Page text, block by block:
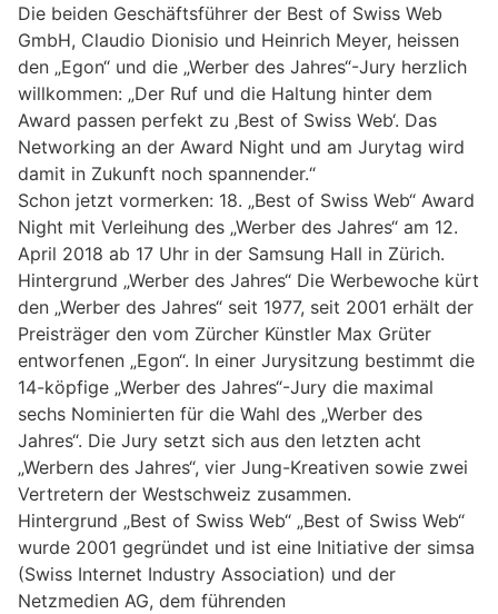
Die beiden Geschäftsführer der Best of Swiss Web
GmbH, Claudio Dionisio und Heinrich Meyer, heissen
den „Egon“ und die „Werber des Jahres“-Jury herzlich
willkommen: „Der Ruf und die Haltung hinter dem
Award passen perfekt zu ‚Best of Swiss Web‘. Das
Networking an der Award Night und am Jurytag wird
damit in Zukunft noch spannender.“
Schon jetzt vormerken: 18. „Best of Swiss Web“ Award
Night mit Verleihung des „Werber des Jahres“ am 12.
April 2018 ab 17 Uhr in der Samsung Hall in Zürich.
Hintergrund „Werber des Jahres“ Die Werbewoche kürt
den „Werber des Jahres“ seit 1977, seit 2001 erhält der
Preisträger den vom Zürcher Künstler Max Grüter
entworfenen „Egon“. In einer Jurysitzung bestimmt die
14-köpfige „Werber des Jahres“-Jury die maximal
sechs Nominierten für die Wahl des „Werber des
Jahres“. Die Jury setzt sich aus den letzten acht
„Werbern des Jahres“, vier Jung-Kreativen sowie zwei
Vertretern der Westschweiz zusammen.
Hintergrund „Best of Swiss Web“ „Best of Swiss Web“
wurde 2001 gegründet und ist eine Initiative der simsa
(Swiss Internet Industry Association) und der
Netzmedien AG, dem führenden